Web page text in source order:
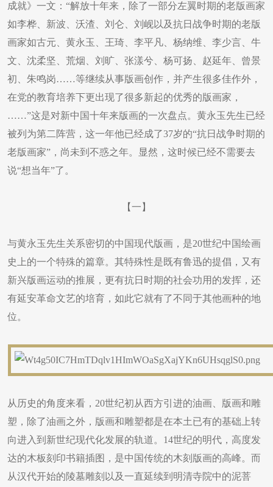
成就》一文：“解放十年来，除了一部分左翼时期的老版画家
如李桦、新波、沃渣、刘仑、刘岘以及抗日战争时期的老版
画家如古元、黄永玉、王琦、李平凡、杨纳维、李少言、牛
文、沈柔坚、荒烟、刘旷、张漾兮、杨可扬、赵延年、曾景
初、朱鸣岗……等继续从事版画创作，并产生很多佳作外，
在党的教育培养下更出现了很多新起的优秀的版画家，
……”这是对新中国十年来版画的一次盘点。黄永玉先生已经
被列为第二阵营，这一年他已经成了37岁的“抗日战争时期的
老版画家”，尚未到不惑之年。显然，这时候已经不需要去
说“想当年”了。
【一】
与黄永玉先生关系密切的中国现代版画，是20世纪中国绘画
史上的一个特殊的篇章。其特殊性是既有鲁迅的提倡，又有
新兴版画运动的推展，更有抗日时期的社会功用的发挥，还
有延安革命文艺的培育，如此它就有了不同于其他画种的地
位。
从历史的角度来看，20世纪初从西方引进的油画、版画和雕
塑，除了油画之外，版画和雕塑都是在本土已有的基础上转
向进入到新世纪现代化发展的轨道。14世纪的明代，高度发
达的木板刻印书籍插图，是中国传统的木刻版画的高峰。而
从汉代开始的陵墓雕刻以及一直延续到明清寺院中的泥菩